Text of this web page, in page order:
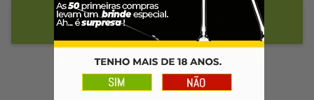
Adicionar ao Carrinho